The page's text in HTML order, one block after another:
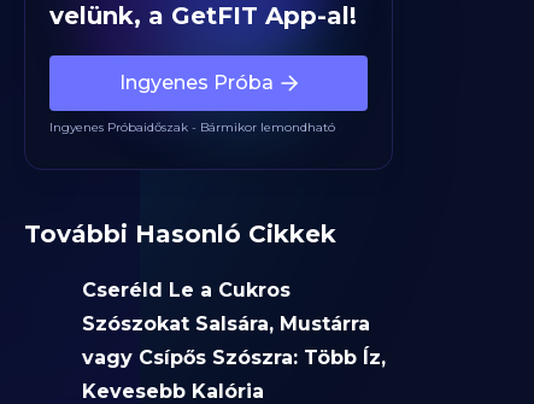
velünk, a GetFIT App-al!
Ingyenes Próba
Ingyenes Próbaidőszak - Bármikor lemondható
További Hasonló Cikkek
Cseréld Le a Cukros
Szószokat Salsára, Mustárra
vagy Csípős Szószra: Több Íz,
Kevesebb Kalória